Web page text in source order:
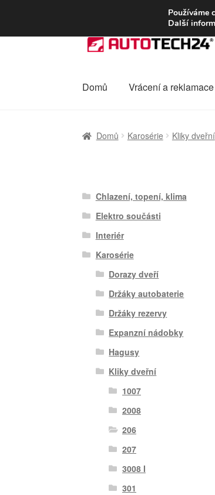
Přeskočit
na
Přejít
webu
Domů Vrácení a reklamace
Domů Karosérie Kliky dveřní
Chlazení, topení, klima
Elektro součásti
Interiér
Karosérie
Dorazy dveří
Držáky autobaterie
Držáky rezervy
Expanzní nádobky
Hagusy
Kliky dveřní
1007
2008
206
207
3008 I
301
Používáme
Další